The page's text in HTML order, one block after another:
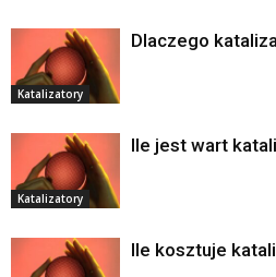
Katalizatory
Dlaczego
Katalizatory
Ile jest wart
Ile kosztuje